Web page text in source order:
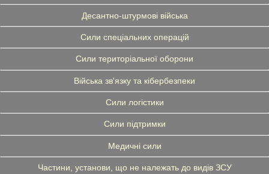
Десантно-штурмові війська
Сили спеціальних операцій
Сили територіальної оборони
Війська зв'язку та кібербезпеки
Сили логістики
Сили підтримки
Медичні сили
Частини, установи, що не належать до видів ЗСУ